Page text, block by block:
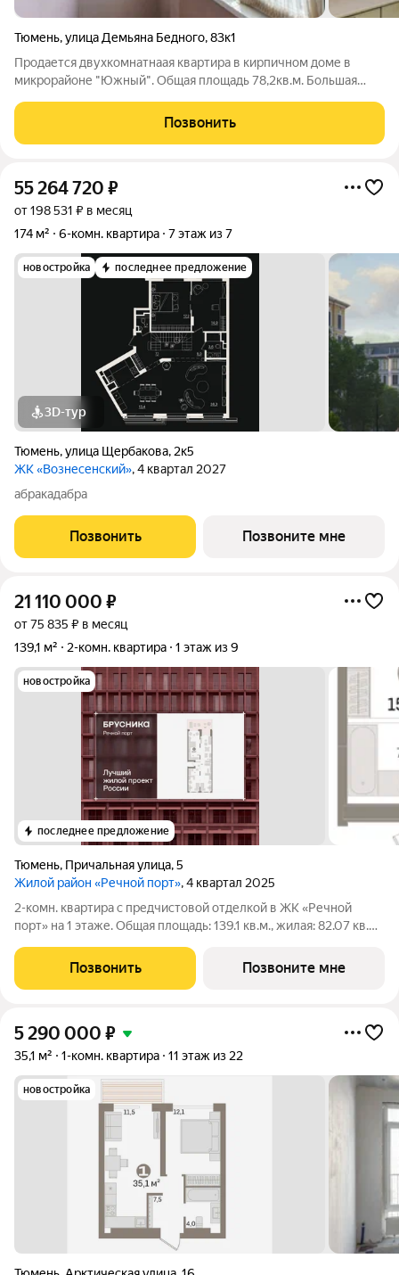
Тюмень,улица Демьяна Бедного,83к1
Продается двухкомнатнаая квартира в кирпичном доме в
микрорайоне "Южный". Общая площадь 78,2кв.м. Большая
застеклена. Квартира с ремонтом и мебелью. В стоимость
входит: кухонный гарнитур со встроенной
Позвонить
55 264 720 ₽
от 198 531 ₽ в месяц
174 м²
6-комн. квартира 7 этаж из 7
новостройка последнее предложение
3D-тур
Тюмень,улица Щербакова, 2к5
ЖК «Вознесенский», 4 квартал 2027
абракадабра
Позвонить Позвоните мне
21 110 000 ₽
от 75 835 ₽ в месяц
139,1 м²
2-комн. квартира 1 этаж из 9
новостройка
последнее предложение
Тюмень, Причальная улица,5
Жилой район «Речной порт», 4 квартал 2025
2-комн. квартира с предчистовой отделкой в ЖК «Речной
порт» на 1 этаже. Общая площадь: 139.1 кв.м., жилая: 82.07 кв.м.,
кухней-гостиной и одной спальней в жилом районе «Речной
порт».
Позвонить Позвоните мне
5 290 000 ₽
35,1 м² 1-комн. квартира 11 этаж из 22
новостройка